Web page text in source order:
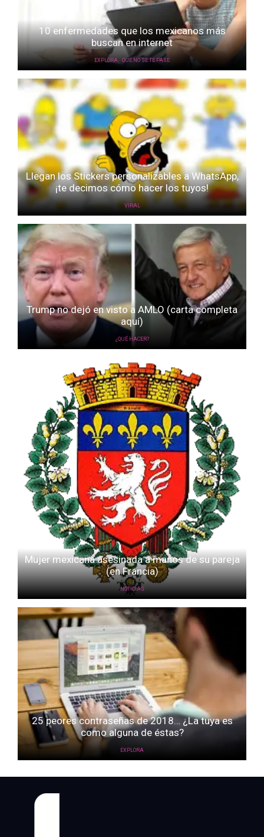
10 enfermedades que los mexicanos más
buscan en internet
EXPLORA,QUE NO SE TE PASE
Llegan los Stickers personalizables a WhatsApp,
¡te decimos cómo hacer los tuyos!
VIRAL
Trump no dejó en visto a AMLO (carta completa
aquí)
¿QUÉ HACER?
Mujer mexicana asesinada a manos de su pareja
(en Francia)
NOTICIAS
25 peores contraseñas de 2018… ¿La tuya es
como alguna de éstas?
EXPLORA